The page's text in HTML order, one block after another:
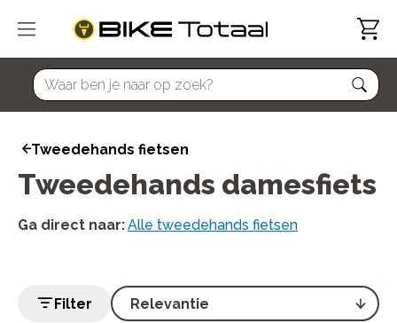
home
Tweedehands fietsen
Tweedehands damesfiets
Ga direct naar:Alle tweedehands fietsen
Filter